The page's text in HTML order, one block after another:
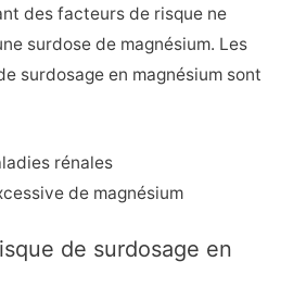
des facteurs de risque ne
surdose de magnésium. Les
surdosage en magnésium sont
rénales
de magnésium
de surdosage en